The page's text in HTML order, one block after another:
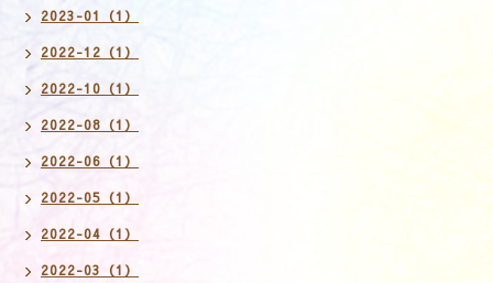
2023-01（1）
2022-12（1）
2022-10（1）
2022-08（1）
2022-06（1）
2022-05（1）
2022-04（1）
2022-03（1）